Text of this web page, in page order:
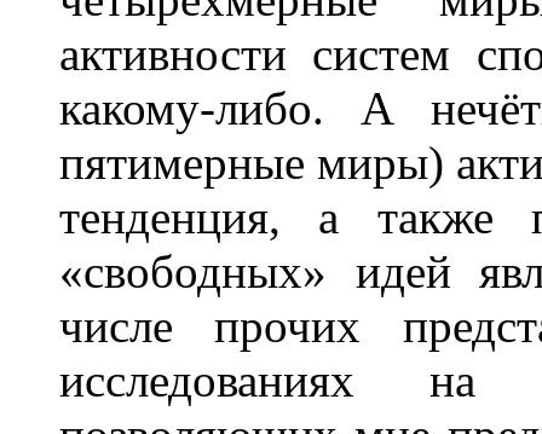
активности систем
какому-либо. А
пятимерные миры)
тенденция, а также
«свободных» идей
числе прочих
исследованиях